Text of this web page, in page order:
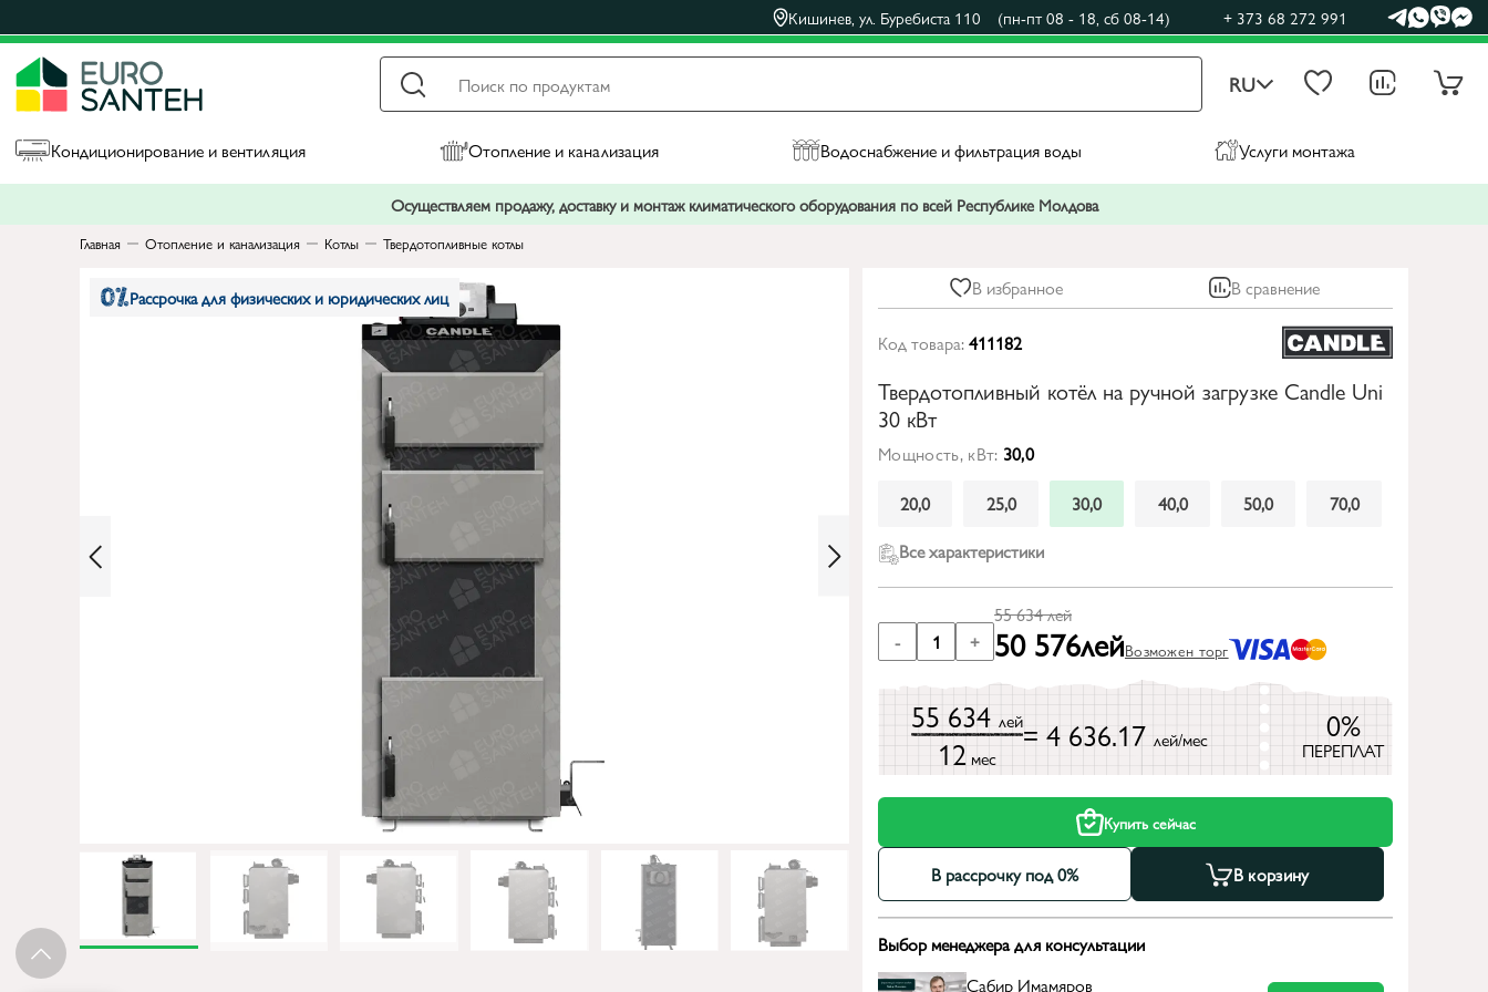
Кишинев, ул. Буребиста 110 (пн-пт 08 - 18, сб 08-14) + 373 68 272 991
RU
Кондиционирование и вентиляция Отопление и канализация Водоснабжение и фильтрация воды Услуги монтажа
Осуществляем продажу, доставку и монтаж климатического оборудования по всей Республике Молдова
Главная Отопление и канализация Котлы Твердотопливные котлы
Рассрочка для физических и юридических лиц В избранное В сравнение
Код товара:411182
Твердотопливный котёл на ручной загрузке Candle Uni
30 кВт
Мощность, кВт: 30,0
20,0
25,0 30,0 40,0 50,0
70,0
Все характеристики
- 1 +
55 634лей
50 576лейВозможен торг
55 634 лей
12мес
= 4 636.17 лей/мес 0%
ПЕРЕПЛАТ
Купить сейчас
В рассрочку под 0% В корзину
Выбор менеджера для консультации
Сабир Имамяров